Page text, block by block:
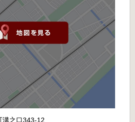
溝之口343-12